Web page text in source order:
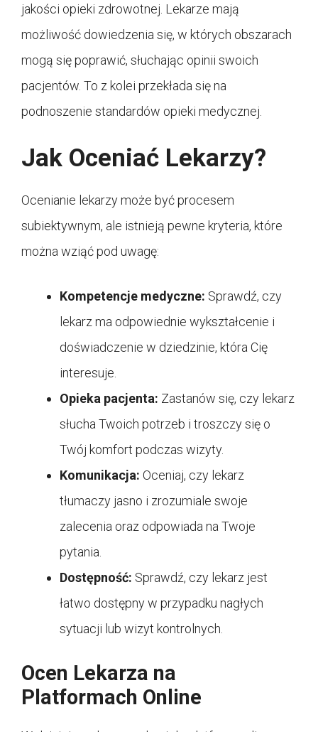
jakości opieki zdrowotnej. Lekarze mają
możliwość dowiedzenia się, w których obszarach
mogą się poprawić, słuchając opinii swoich
pacjentów. To z kolei przekłada się na
podnoszenie standardów opieki medycznej.
Jak Oceniać Lekarzy?
Ocenianie lekarzy może być procesem
subiektywnym, ale istnieją pewne kryteria, które
można wziąć pod uwagę:
Kompetencje medyczne: Sprawdź, czy
lekarz ma odpowiednie wykształcenie i
doświadczenie w dziedzinie, która Cię
interesuje.
Opieka pacjenta: Zastanów się, czy lekarz
słucha Twoich potrzeb i troszczy się o
Twój komfort podczas wizyty.
Komunikacja: Oceniaj, czy lekarz
tłumaczy jasno i zrozumiale swoje
zalecenia oraz odpowiada na Twoje
pytania.
Dostępność: Sprawdź, czy lekarz jest
łatwo dostępny w przypadku nagłych
sytuacji lub wizyt kontrolnych.
Ocen Lekarza na
Platformach Online